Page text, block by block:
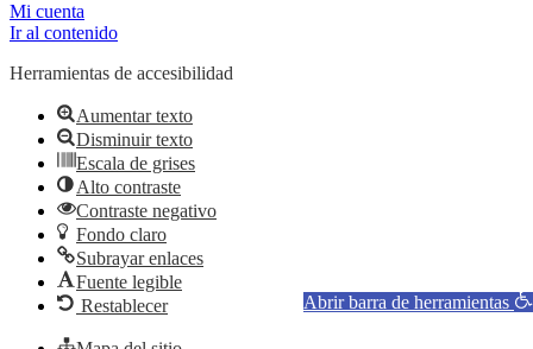
Mi cuenta
Ir al contenido
Abrir barra de herramientas
Herramientas de accesibilidad
Aumentar texto
Disminuir texto
Escala de grises
Alto contraste
Contraste negativo
Fondo claro
Subrayar enlaces
Fuente legible
Restablecer